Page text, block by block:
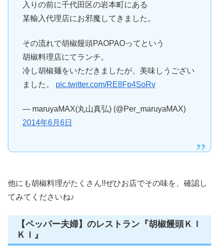
入りの前に千代田区の岩本町にある
某輸入代理店にお邪魔してきました。
その流れで胡椒饅頭PAOPAOってという
胡椒料理店にてランチ。
冷し胡椒麺をいただきましたが、美味しうござい
ました。 pic.twitter.com/RE8Fp4SoRv
— maruyaMAX(丸山真弘) (@Per_maruyaMAX)
2014年6月6日
他にも胡椒料理がたくさん!!ぜひお店でその味を、確認し
てみてくださいね♪
【ペッパー夫婦】のレストラン『胡椒饅頭ＫＩ
ＫＩ』